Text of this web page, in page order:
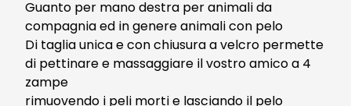
Guanto per mano destra per animali da
compagnia ed in genere animali con pelo
Di taglia unica e con chiusura a velcro permette
di pettinare e massaggiare il vostro amico a 4
zampe
rimuovendo i peli morti e lasciando il pelo